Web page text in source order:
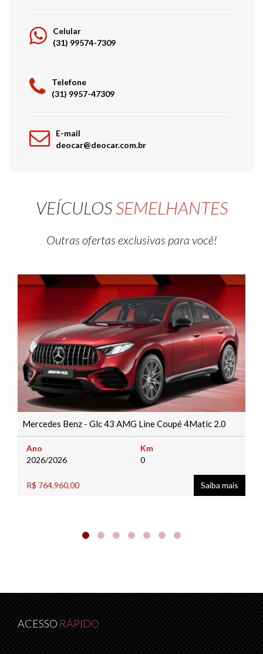
Celular
(31) 99574-7309
Telefone
(31) 9957-47309
E-mail
deocar@deocar.com.br
VEÍCULOSSEMELHANTES
Outras ofertas exclusivas para você!
Mercedes Benz - Glc 43 AMG Line Coupé 4Matic 2.0
Ano
2026/2026
Km
0
R$ 764.960,00 Saiba mais
ACESSORÁPIDO